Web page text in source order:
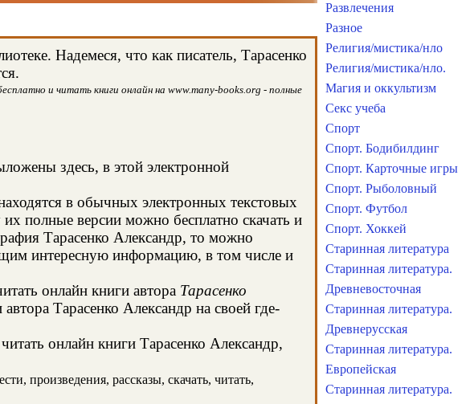
Надемеся, что как писатель, Тарасенко
и читать книги онлайн на www.many-books.org - полные
здесь, в этой электронной
в обычных электронных текстовых
полные версии можно бесплатно скачать и
Тарасенко Александр, то можно
интересную информацию, в том числе и
онлайн книги автора Тарасенко
Тарасенко Александр на своей где-
онлайн книги Тарасенко Александр,
произведения, рассказы, скачать, читать,
Развлечения
Разное
Религия/мистика/нло
Религия/мистика/нло.
Магия и оккультизм
Секс учеба
Спорт
Спорт. Бодибилдинг
Спорт. Карточные игры
Спорт. Рыболовный
Спорт. Футбол
Спорт. Хоккей
Старинная литература
Старинная литература.
Древневосточная
Старинная литература.
Древнерусская
Старинная литература.
Европейская
Старинная литература.